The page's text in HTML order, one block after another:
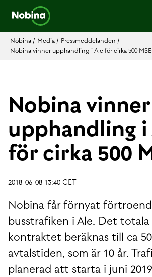
Nobina / Media / Pressmeddelanden /
Nobina vinner upphandling i Ale för cirka 500
Nobina vinner
upphandling i
för cirka 500
2018-06-08 13:40 CET
Nobina får förnyat
busstrafiken i Ale. Det
kontraktet beräknas till ca
avtalstiden, som är 10 år.
planerad att starta i juni